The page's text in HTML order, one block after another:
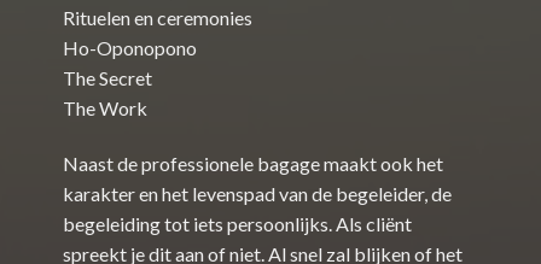
Rituelen en ceremonies
Ho-Oponopono
The Secret
The Work
Naast de professionele bagage maakt ook het
karakter en het levenspad van de begeleider, de
begeleiding tot iets persoonlijks. Als cliënt
spreekt je dit aan of niet. Al snel zal blijken of het